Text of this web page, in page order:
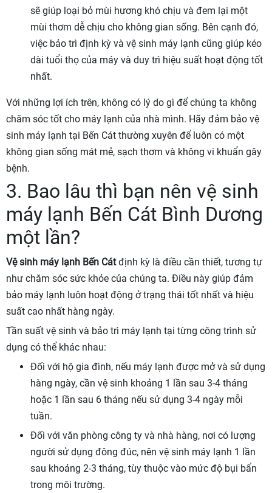
sẽ giúp loại bỏ mùi hương khó chịu và đem lại một
mùi thơm dễ chịu cho không gian sống. Bên cạnh đó,
việc bảo trì định kỳ và vệ sinh máy lạnh cũng giúp kéo
dài tuổi thọ của máy và duy trì hiệu suất hoạt động tốt
nhất.
Với những lợi ích trên, không có lý do gì để chúng ta không
chăm sóc tốt cho máy lạnh của nhà mình. Hãy đảm bảo vệ
sinh máy lạnh tại Bến Cát thường xuyên để luôn có một
không gian sống mát mẻ, sạch thơm và không vi khuẩn gây
bệnh.
3. Bao lâu thì bạn nên vệ sinh
máy lạnh Bến Cát Bình Dương
một lần?
Vệ sinh máy lạnh Bến Cátđịnh kỳ là điều cần thiết, tương tự
như chăm sóc sức khỏe của chúng ta. Điều này giúp đảm
bảo máy lạnh luôn hoạt động ở trạng thái tốt nhất và hiệu
suất cao nhất hàng ngày.
Tần suất vệ sinh và bảo trì máy lạnh tại từng công trình sử
dụng có thể khác nhau:
Đối với hộ gia đình, nếu máy lạnh được mở và sử dụng
hàng ngày, cần vệ sinh khoảng 1 lần sau 3-4 tháng
hoặc 1 lần sau 6 tháng nếu sử dụng 3-4 ngày mỗi
tuần.
Đối với văn phòng công ty và nhà hàng, nơi có lượng
người sử dụng đông đúc, nên vệ sinh máy lạnh 1 lần
sau khoảng 2-3 tháng, tùy thuộc vào mức độ bụi bẩn
trong môi trường.